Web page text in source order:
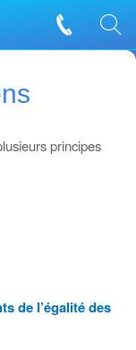
principes
de l’égalité des